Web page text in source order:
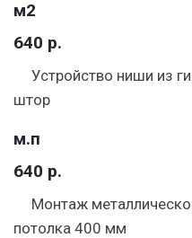
м2
640 р.
Устройство ниши из
штор
м.п
640 р.
Монтаж
потолка 400 мм